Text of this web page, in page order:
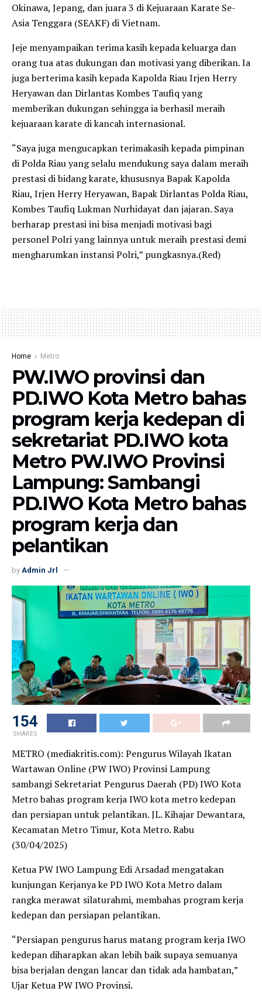
Okinawa, Jepang, dan juara 3 di Kejuaraan Karate Se-
Asia Tenggara (SEAKF) di Vietnam.
Jeje menyampaikan terima kasih kepada keluarga dan
orang tua atas dukungan dan motivasi yang diberikan. Ia
juga berterima kasih kepada Kapolda Riau Irjen Herry
Heryawan dan Dirlantas Kombes Taufiq yang
memberikan dukungan sehingga ia berhasil meraih
kejuaraan karate di kancah internasional.
“Saya juga mengucapkan terimakasih kepada pimpinan
di Polda Riau yang selalu mendukung saya dalam meraih
prestasi di bidang karate, khususnya Bapak Kapolda
Riau, Irjen Herry Heryawan, Bapak Dirlantas Polda Riau,
Kombes Taufiq Lukman Nurhidayat dan jajaran. Saya
berharap prestasi ini bisa menjadi motivasi bagi
personel Polri yang lainnya untuk meraih prestasi demi
mengharumkan instansi Polri,” pungkasnya.(Red)
Home Metro
PW.IWO provinsi dan
PD.IWO Kota Metro bahas
program kerja kedepan di
sekretariat PD.IWO kota
Metro PW.IWO Provinsi
Lampung: Sambangi
PD.IWO Kota Metro bahas
program kerja dan
pelantikan
by Admin Jrl
154
SHARES
METRO (mediakritis.com): Pengurus Wilayah Ikatan
Wartawan Online (PW IWO) Provinsi Lampung
sambangi Sekretariat Pengurus Daerah (PD) IWO Kota
Metro bahas program kerja IWO kota metro kedepan
dan persiapan untuk pelantikan. JL. Kihajar Dewantara,
Kecamatan Metro Timur, Kota Metro. Rabu
(30/04/2025)
Ketua PW IWO Lampung Edi Arsadad mengatakan
kunjungan Kerjanya ke PD IWO Kota Metro dalam
rangka merawat silaturahmi, membahas program kerja
kedepan dan persiapan pelantikan.
“Persiapan pengurus harus matang program kerja IWO
kedepan diharapkan akan lebih baik supaya semuanya
bisa berjalan dengan lancar dan tidak ada hambatan,”
Ujar Ketua PW IWO Provinsi.